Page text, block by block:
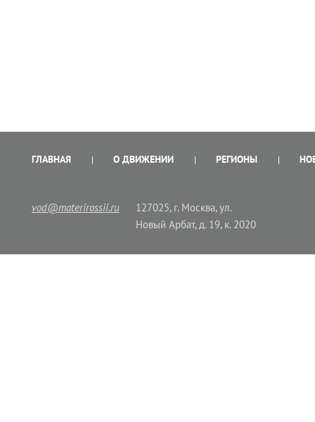
ГЛАВНАЯ О ДВИЖЕНИИ РЕГИОНЫ
vod@materirossii.ru
127025, г. Москва, ул.
Новый Арбат, д. 19, к. 2020